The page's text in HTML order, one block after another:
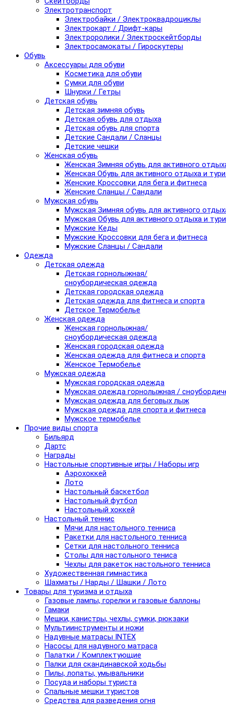
Электротранспорт
Электробайки / Электроквадроциклы
Электрокарт / Дрифт-кары
Электроролики / Электроскейтборды
Электросамокаты / Гироскутеры
Обувь
Аксессуары для обуви
Косметика для обуви
Сумки для обуви
Шнурки / Гетры
Детская обувь
Детская зимняя обувь
Детская обувь для отдыха
Детская обувь для спорта
Детские Сандали / Сланцы
Детские чешки
Женская обувь
Женская Зимняя обувь для активного
Женская Обувь для активного отдыха и
Женские Кроссовки для бега и фитнеса
Женские Сланцы / Сандали
Мужская обувь
Мужская Зимняя обувь для активного
Мужская Обувь для активного отдыха и
Мужские Кеды
Мужские Кроссовки для бега и фитнеса
Мужские Сланцы / Сандали
Одежда
Детская одежда
Детская горнолыжная/
сноубордическая одежда
Детская городская одежда
Детская одежда для фитнеса и спорта
Детское Термобелье
Женская одежда
Женская горнолыжная/
сноубордическая одежда
Женская городская одежда
Женская одежда для фитнеса и спорта
Женское Термобелье
Мужская одежда
Мужская городская одежда
Мужская одежда горнолыжная /
Мужская одежда для беговых лыж
Мужская одежда для спорта и фитнеса
Мужское термобелье
Прочие виды спорта
Бильярд
Дартс
Награды
Настольные спортивные игры / Наборы игр
Аэрохоккей
Лото
Настольный баскетбол
Настольный футбол
Настольный хоккей
Настольный теннис
Мячи для настольного тенниса
Ракетки для настольного тенниса
Сетки для настольного тенниса
Столы для настольного тениса
Чехлы для ракеток настольного тенниса
Художественная гимнастика
Шахматы / Нарды / Шашки / Лото
Товары для туризма и отдыха
Газовые лампы, горелки и газовые баллоны
Гамаки
Мешки, канистры, чехлы, сумки, рюкзаки
Мультиинструменты и ножи
Надувные матрасы INTEX
Насосы для надувного матраса
Палатки / Комплектующие
Палки для скандинавской ходьбы
Пилы, лопаты, умывальники
Посуда и наборы туриста
Спальные мешки туристов
Средства для разведения огня